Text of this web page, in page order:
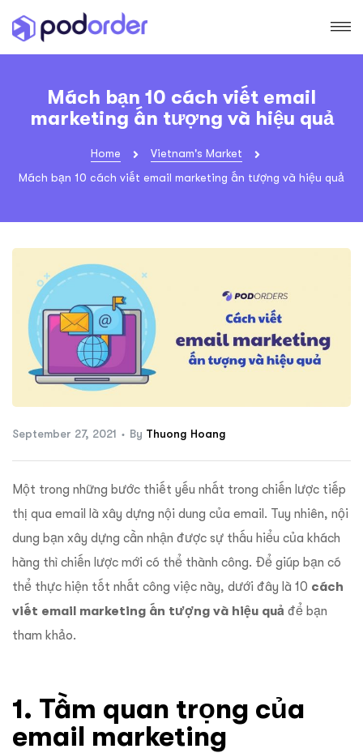
Mách bạn 10 cách viết email
marketing ấn tượng và hiệu quả
Home
Vietnam's Market
Mách bạn 10 cách viết email marketing ấn tượng và hiệu quả
September 27, 2021 By Thuong Hoang
Một trong những bước thiết yếu nhất trong chiến lược tiếp
thị qua email là xây dựng nội dung của email. Tuy nhiên, nội
dung bạn xây dựng cần nhận được sự thấu hiểu của khách
hàng thì chiến lược mới có thể thành công. Để giúp bạn có
thể thực hiện tốt nhất công việc này, dưới đây là 10 cách
viết email marketing ấn tượng và hiệu quả để bạn
tham khảo.
1. Tầm quan trọng của
email marketing